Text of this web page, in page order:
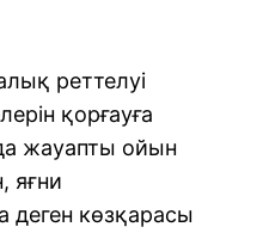
реттелуі
қорғауға
жауапты ойын
яғни
көзқарасы